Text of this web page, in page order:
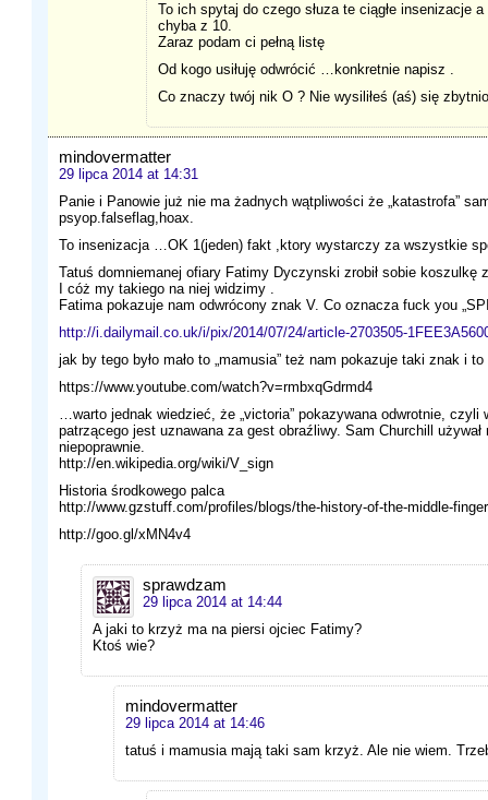
To ich spytaj do czego słuza te ciągłe insenizacje
chyba z 10.
Zaraz podam ci pełną listę
Od kogo usiłuję odwrócić …konkretnie napisz .
Co znaczy twój nik O ? Nie wysiliłeś (aś) się
mindovermatter
29 lipca 2014 at 14:31
Panie i Panowie już nie ma żadnych wątpliwości że „katastrofa”
psyop.falseflag,hoax.
To insenizacja …OK 1(jeden) fakt ,ktory wystarczy za wszystkie
Tatuś domniemanej ofiary Fatimy Dyczynski zrobił sobie koszulkę
I cóż my takiego na niej widzimy .
Fatima pokazuje nam odwrócony znak V. Co oznacza fuck you
http://i.dailymail.co.uk/i/pix/2014/07/24/article-2703505-
jak by tego było mało to „mamusia” też nam pokazuje taki znak i
https://www.youtube.com/watch?v=rmbxqGdrmd4
…warto jednak wiedzieć, że „victoria” pokazywana odwrotnie, czyli
patrzącego jest uznawana za gest obraźliwy. Sam Churchill
niepoprawnie.
http://en.wikipedia.org/wiki/V_sign
Historia środkowego palca
http://www.gzstuff.com/profiles/blogs/the-history-of-the-middle-finger
http://goo.gl/xMN4v4
sprawdzam
29 lipca 2014 at 14:44
A jaki to krzyż ma na piersi ojciec Fatimy?
Ktoś wie?
mindovermatter
29 lipca 2014 at 14:46
tatuś i mamusia mają taki sam krzyż. Ale nie wiem.